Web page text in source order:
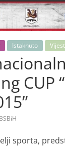
Istaknuto
CUP
sporta,